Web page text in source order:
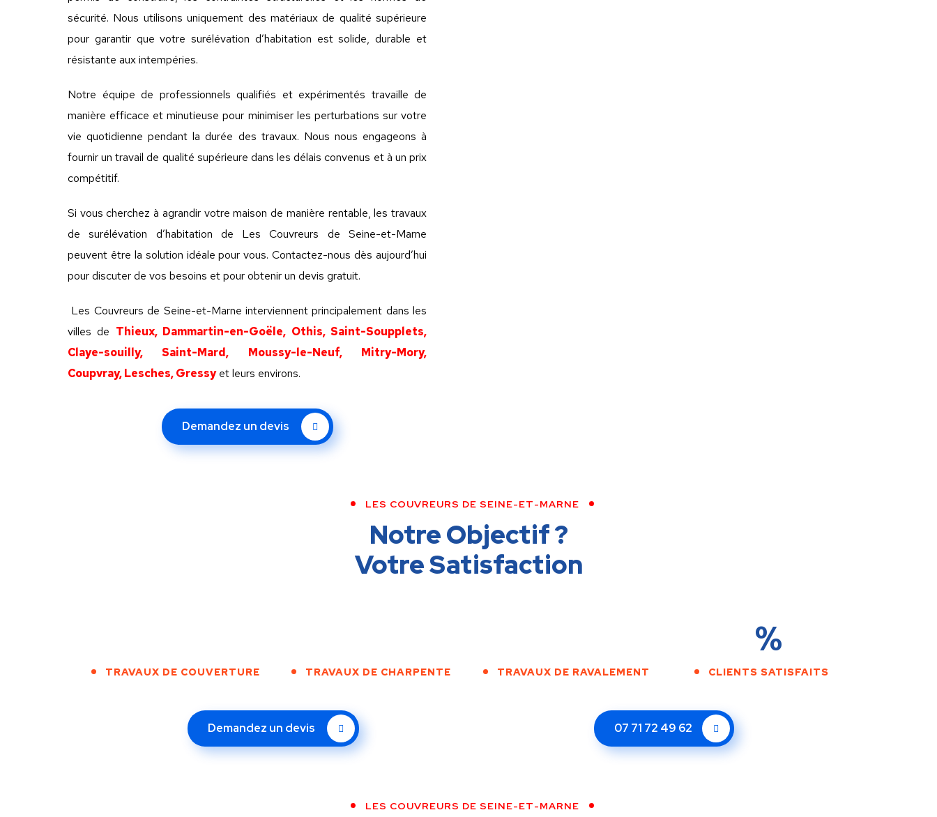
sécurité. Nous utilisons uniquement des matériaux de qualité supérieure
pour garantir que votre surélévation d’habitation est solide, durable et
résistante aux intempéries.
Notre équipe de professionnels qualifiés et expérimentés travaille de
manière efficace et minutieuse pour minimiser les perturbations sur votre
vie quotidienne pendant la durée des travaux. Nous nous engageons à
fournir un travail de qualité supérieure dans les délais convenus et à un prix
compétitif.
Si vous cherchez à agrandir votre maison de manière rentable, les travaux
de surélévation d’habitation de Les Couvreurs de Seine-et-Marne
peuvent être la solution idéale pour vous. Contactez-nous dès aujourd’hui
pour discuter de vos besoins et pour obtenir un devis gratuit.
Les Couvreurs de Seine-et-Marne interviennent principalement dans les
villes de Thieux, Dammartin-en-Goële, Othis, Saint-Soupplets,
Claye-souilly, Saint-Mard, Moussy-le-Neuf, Mitry-Mory,
Coupvray, Lesches, Gressyet leurs environs.
Demandez un devis
LES COUVREURS DE SEINE-ET-MARNE
Notre Objectif ?
Votre Satisfaction
TRAVAUX DE COUVERTURE TRAVAUX DE CHARPENTE TRAVAUX DE RAVALEMENT
%
CLIENTS SATISFAITS
Demandez un devis 07 71 72 49 62
LES COUVREURS DE SEINE-ET-MARNE